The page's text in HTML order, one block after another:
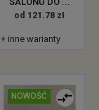
od 121.78 zł
+ inne warianty
NOWOŚĆ